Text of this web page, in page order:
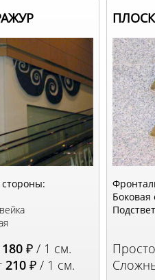
180 ₽ / 1 см.
210 ₽ / 1 см.
Боковая